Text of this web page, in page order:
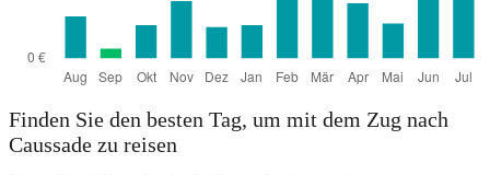
Finden Sie den besten Tag, um mit dem Zug nach
Caussade zu reisen